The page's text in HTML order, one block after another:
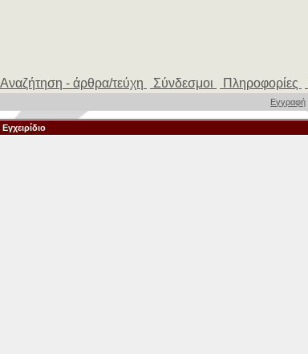
Αναζήτηση - άρθρα/τεύχη Σύνδεσμοι Πληροφορίες
Εγγραφή